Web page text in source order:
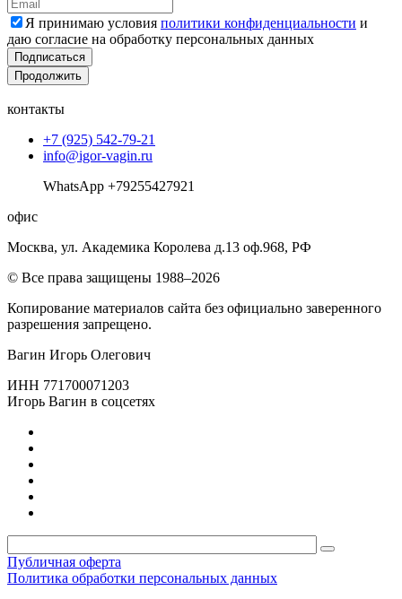
Я принимаю условия политики конфиденциальности и
даю согласие на обработку персональных данных
Подписаться
Продолжить
контакты
+7 (925) 542-79-21
info@igor-vagin.ru
WhatsApp +79255427921
офис
Москва, ул. Академика Королева д.13 оф.968, РФ
© Все права защищены 1988–2026
Копирование материалов сайта без официально заверенного
разрешения запрещено.
Вагин Игорь Олегович
ИНН 771700071203
Игорь Вагин в соцсетях
Публичная оферта
Политика обработки персональных данных